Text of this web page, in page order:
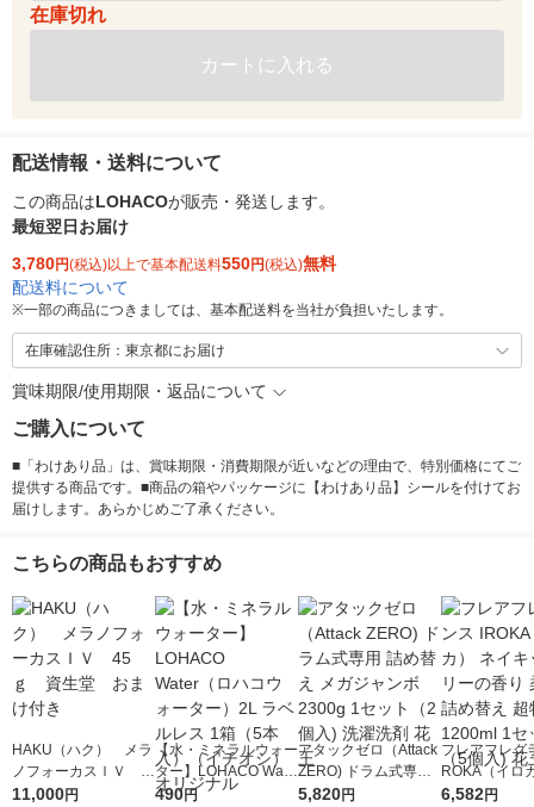
在庫切れ
カートに入れる
配送情報・送料について
この商品はLOHACOが販売・発送します。
最短翌日お届け
3,780円(税込)以上で基本配送料550円(税込)無料
配送料について
※一部の商品につきましては、基本配送料を当社が負担いたします。
在庫確認住所：東京都にお届け
賞味期限/使用期限・返品について
ご購入について
■「わけあり品」は、賞味期限・消費期限が近いなどの理由で、特別価格にてご
提供する商品です。■商品の箱やパッケージに【わけあり品】シールを付けてお
届けします。あらかじめご了承ください。
こちらの商品もおすすめ
HAKU（ハク） メラ
ノフォーカスＩＶ 4
5ｇ 資生堂 おまけ
11,000円
【水・ミネラルウォー
ター】LOHACO Wate
r（ロハコウォータ
490円
アタックゼロ（Attack
ZERO) ドラム式専用
詰め替え メガジャン
5,820円
フレアフレグ
ROKA（イロ
イキッドリリ
6,582円